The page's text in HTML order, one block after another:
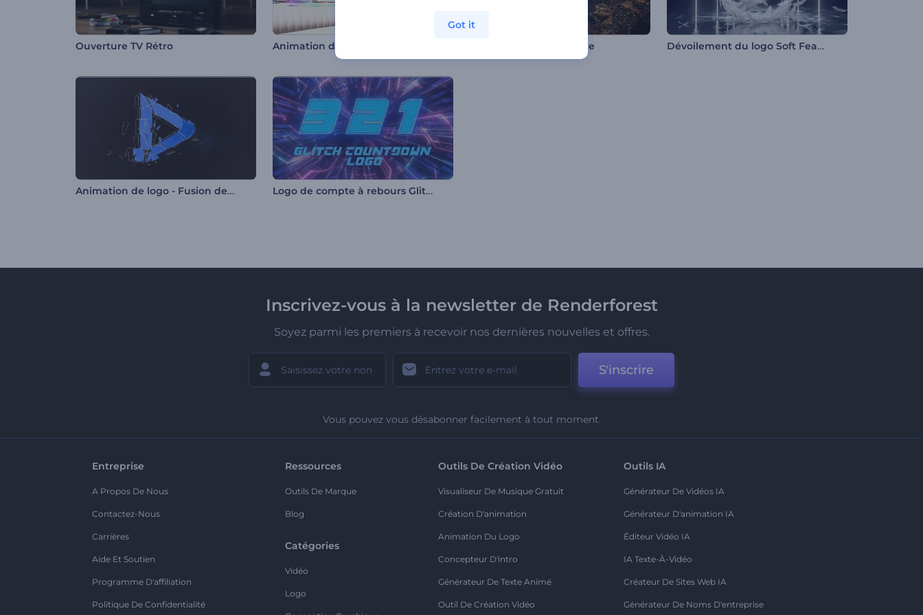
Ouverture TV Rétro Logo Poussière magique Dévoilement du logo Soft Feathers
Animation de logo - Fusion des fragments Logo de compte à rebours Glitch
Inscrivez-vous à la newsletter de Renderforest
Soyez parmi les premiers à recevoir nos dernières nouvelles et offres.
S'inscrire
Vous pouvez vous désabonner facilement à tout moment.
Entreprise
A Propos De Nous
Contactez-Nous
Carrières
Aide Et Soutien
Programme D'affiliation
Politique De Confidentialité
Ressources
Outils De Marque
Blog
Catégories
Vidéo
Logo
Outils De Création Vidéo
Visualiseur De Musique Gratuit
Création D'animation
Animation Du Logo
Concepteur D'intro
Générateur De Texte Animé
Outil De Création Vidéo
Outils IA
Générateur De Vidéos IA
Générateur D'animation IA
Éditeur Vidéo IA
IA Texte-À-Vidéo
Créateur De Sites Web IA
Générateur De Noms D'entreprise
Got it